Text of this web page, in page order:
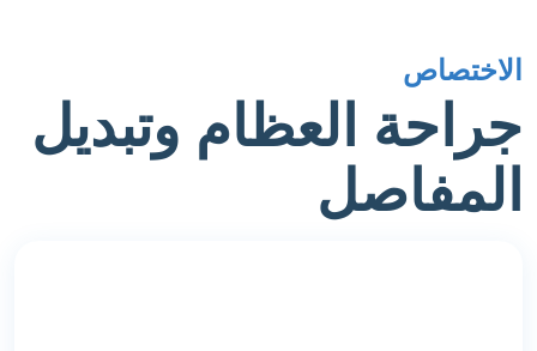
الاختصاص
جراحة العظام وتبديل
المفاصل